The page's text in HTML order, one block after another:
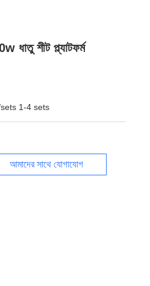
ধাতু শীট প্ল্যাটফর্ম
1-4 sets
আমাদের সাথে যোগাযোগ